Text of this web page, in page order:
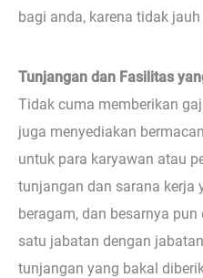
bagi anda, karena tidak jauh
Tunjangan dan Fasilitas
Tidak cuma memberikan
juga menyediakan
untuk para karyawan atau
tunjangan dan sarana kerja
beragam, dan besarnya
satu jabatan dengan
tunjangan yang bakal